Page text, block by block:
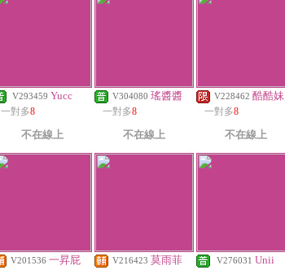
V293459 Yucc
一對多8
不在線上
V304080 瑤醬醬
一對多8
不在線上
V228462 酷酷妹
一對多8
不在線上
V201536 一昇屁 V216423 莫雨菲 V276031 Unii